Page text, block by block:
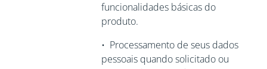
funcionalidades básicas do
produto.
• Processamento de seus dados
pessoais quando solicitado ou